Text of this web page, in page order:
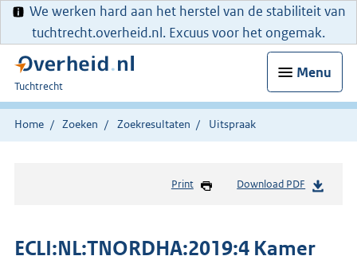
We werken hard aan het herstel van de stabiliteit van
tuchtrecht.overheid.nl. Excuus voor het ongemak.
Menu
U
bent
hier:
Tuchtrecht
Home Zoeken Zoekresultaten Uitspraak
Print Download PDF
ECLI:NL:TNORDHA:2019:4 Kamer